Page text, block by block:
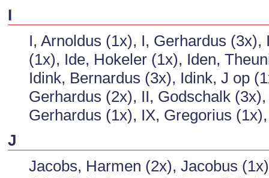
I
I, Arnoldus (1x), I, Gerhardus
(1x), Ide, Hokeler (1x), Iden,
Idink, Bernardus (3x), Idink, J op
Gerhardus (2x), II, Godschalk
Gerhardus (1x), IX, Gregorius
J
Jacobs, Harmen (2x), Jacobus